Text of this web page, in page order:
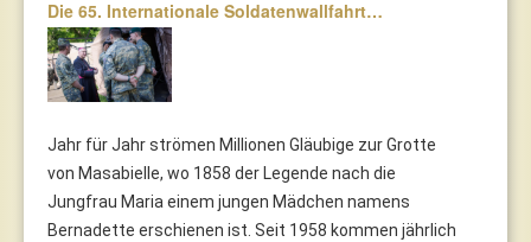
Die 65. Internationale Soldatenwallfahrt…
Jahr für Jahr strömen Millionen Gläubige zur Grotte
von Masabielle, wo 1858 der Legende nach die
Jungfrau Maria einem jungen Mädchen namens
Bernadette erschienen ist. Seit 1958 kommen jährlich